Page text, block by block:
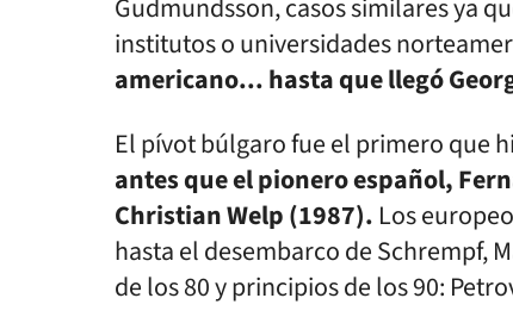
Gudmundsson, casos similares ya
institutos o universidades
americano... hasta que llegó
El pívot búlgaro fue el primero que
antes que el pionero español,
Christian Welp (1987). Los
hasta el desembarco de ­Schrempf,
de los 80 y principios de los 90: